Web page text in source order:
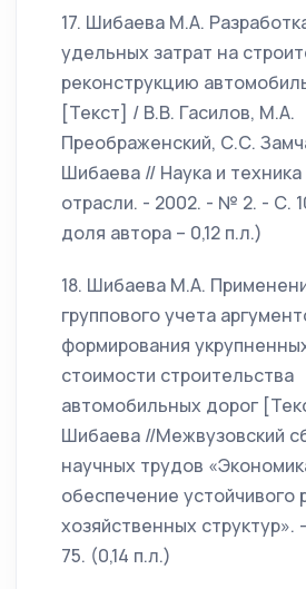
17. Шибаева М.А.
удельных затрат на
реконструкцию
[Текст] / В.В. Гасилов, М.А.
Преображенский, С.С.
Шибаева // Наука и
отрасли. - 2002. - № 2. - С.
доля автора – 0,12 п.л.)
18. Шибаева М.А.
группового учета
формирования
стоимости строительства
автомобильных дорог
Шибаева //Межвузовский
научных трудов
обеспечение устойчивого
хозяйственных структур».
75. (0,14 п.л.)